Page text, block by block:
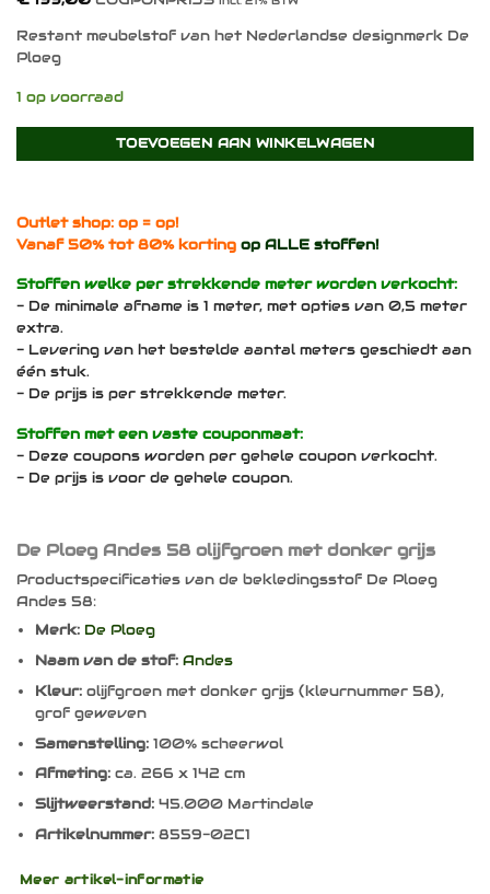
Restant meubelstof van het Nederlandse designmerk De
Ploeg
1 op voorraad
TOEVOEGEN AAN WINKELWAGEN
Outlet shop: op = op!
Vanaf 50% tot 80% korting op ALLE stoffen!
Stoffen welke per strekkende meter worden verkocht:
- De minimale afname is 1 meter, met opties van 0,5 meter
extra.
- Levering van het bestelde aantal meters geschiedt aan
één stuk.
- De prijs is per strekkende meter.
Stoffen met een vaste couponmaat:
- Deze coupons worden per gehele coupon verkocht.
- De prijs is voor de gehele coupon.
De Ploeg Andes 58 olijfgroen met donker grijs
Productspecificaties van de bekledingsstof De Ploeg
Andes 58:
Merk: De Ploeg
Naam van de stof: Andes
Kleur:olijfgroen met donker grijs (kleurnummer 58),
grof geweven
Samenstelling: 100% scheerwol
Afmeting:ca. 266 x 142 cm
Slijtweerstand:45.000 Martindale
Artikelnummer:8559-02C1
Meer artikel-informatie